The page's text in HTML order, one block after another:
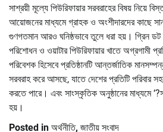
সাশ্রয়ী মূল্যে পিউরিফায়ার সরবরাহের বিষয় নিয়ে
আয়োজনের মাধ্যমে গ্রাহক ও অংশীদারদের কাছে
গুণগতমান আরও ঘনিষ্ঠভাবে তুলে ধরা হয়। গ্রিন ডট
পরিশোধন ও ওয়াটার পিউরিফায়ার খাতে অগ্রগামী
পরিবেশক হিসেবে প্রতিষ্ঠানটি আন্তর্জাতিক
সরবরাহ করে আসছে, যাতে দেশের প্রতিটি পরিবার
করতে পারে। এবং সাংস্কৃতিক অনুষ্ঠানের মাধ্যমে
হয়।
Posted in অর্থনীতি, জাতীয় সংবাদ